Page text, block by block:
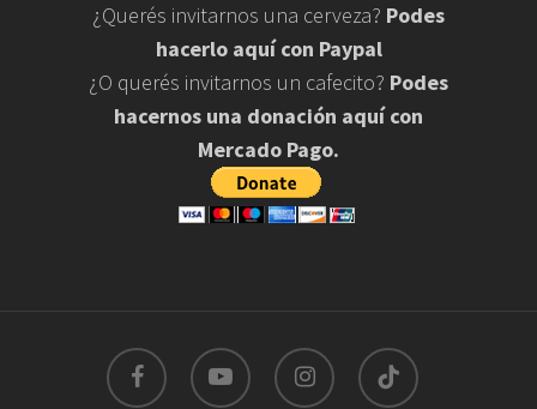
¿Querés invitarnos una cerveza? Podes
hacerlo aquí con Paypal
¿O querés invitarnos un cafecito? Podes
hacernos una donación aquí con
Mercado Pago.
facebook youtube instagram tiktok